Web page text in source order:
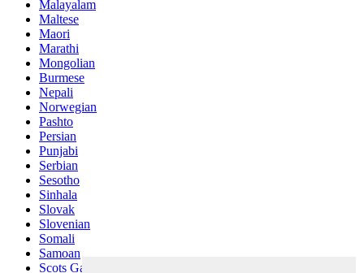
Malayalam
Maltese
Maori
Marathi
Mongolian
Burmese
Nepali
Norwegian
Pashto
Persian
Punjabi
Serbian
Sesotho
Sinhala
Slovak
Slovenian
Somali
Samoan
Scots Gaelic